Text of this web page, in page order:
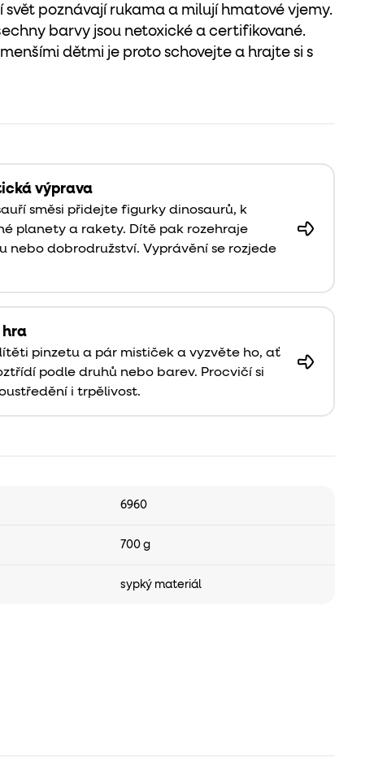
poznávají rukama a milují hmatové vjemy.
barvy jsou netoxické a certifikované.
dětmi je proto schovejte a hrajte si s
výprava
směsi přidejte figurky dinosaurů, k
planety a rakety. Dítě pak rozehraje
nebo dobrodružství. Vyprávění se rozjede
hra
pinzetu a pár mističek a vyzvěte ho, ať
podle druhů nebo barev. Procvičí si
i trpělivost.
6960
700 g
sypký materiál